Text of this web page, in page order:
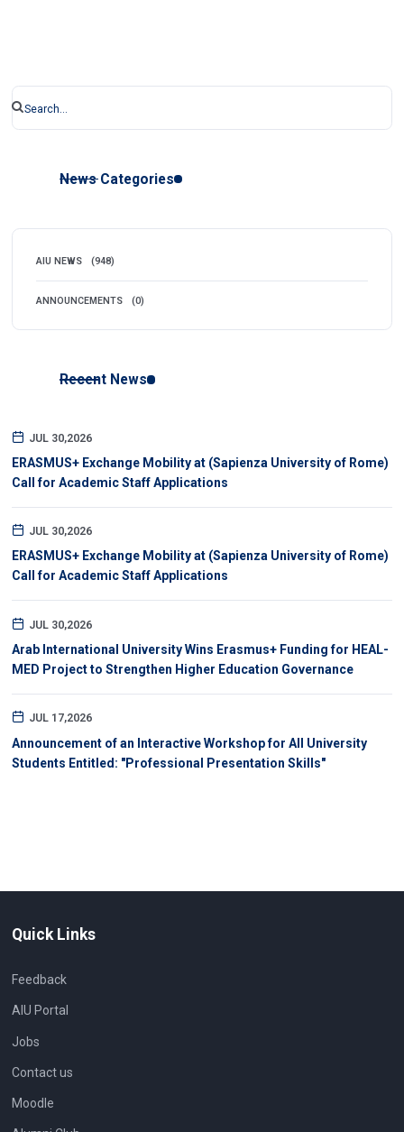
News Categories
AIU NEWS (948)
ANNOUNCEMENTS (0)
Recent News
JUL 30,2026
ERASMUS+ Exchange Mobility at (Sapienza University of Rome)
Call for Academic Staff Applications
JUL 30,2026
ERASMUS+ Exchange Mobility at (Sapienza University of Rome)
Call for Academic Staff Applications
JUL 30,2026
Arab International University Wins Erasmus+ Funding for HEAL-
MED Project to Strengthen Higher Education Governance
JUL 17,2026
Announcement of an Interactive Workshop for All University
Students Entitled: "Professional Presentation Skills"
Quick Links
Feedback
AIU Portal
Jobs
Contact us
Moodle